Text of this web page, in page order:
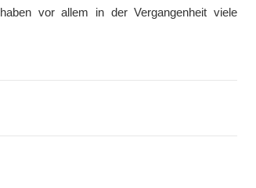
vor allem in der Vergangenheit viele